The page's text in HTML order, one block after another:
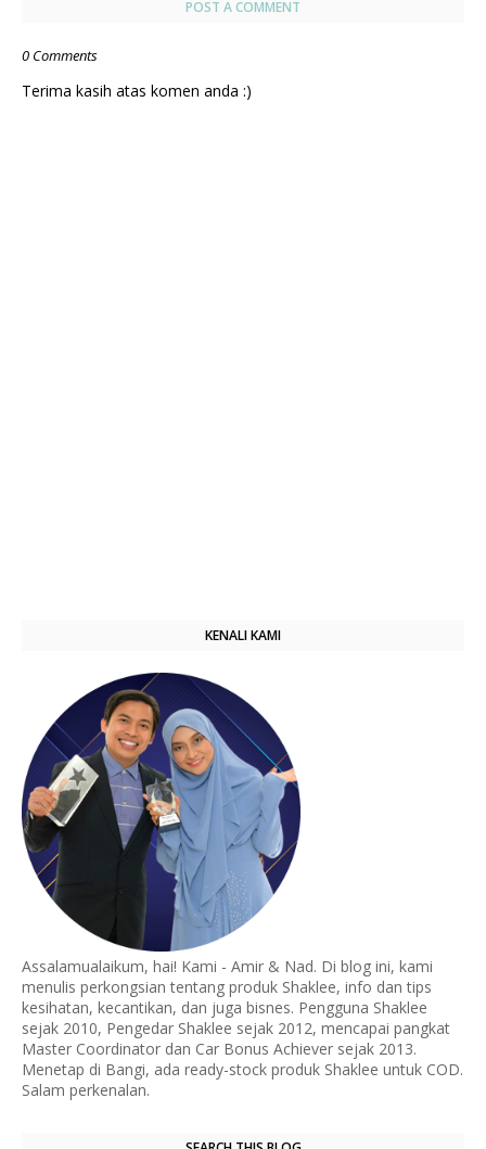
POST A COMMENT
0 Comments
Terima kasih atas komen anda :)
KENALI KAMI
Assalamualaikum, hai! Kami - Amir & Nad. Di blog ini, kami
menulis perkongsian tentang produk Shaklee, info dan tips
kesihatan, kecantikan, dan juga bisnes. Pengguna Shaklee
sejak 2010, Pengedar Shaklee sejak 2012, mencapai pangkat
Master Coordinator dan Car Bonus Achiever sejak 2013.
Menetap di Bangi, ada ready-stock produk Shaklee untuk COD.
Salam perkenalan.